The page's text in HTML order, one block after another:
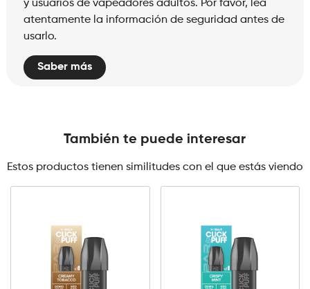
y usuarios de vapeadores adultos. Por favor, lea
atentamente la información de seguridad antes de
usarlo.
Saber más
También te puede interesar
Estos productos tienen similitudes con el que estás viendo